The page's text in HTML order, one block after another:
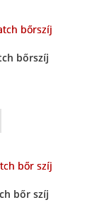
bőrszíj
bőr szíj